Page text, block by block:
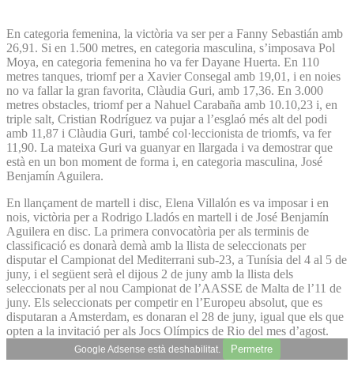
En categoria femenina, la victòria va ser per a Fanny Sebastián amb
26,91. Si en 1.500 metres, en categoria masculina, s’imposava Pol
Moya, en categoria femenina ho va fer Dayane Huerta. En 110
metres tanques, triomf per a Xavier Consegal amb 19,01, i en noies
no va fallar la gran favorita, Clàudia Guri, amb 17,36. En 3.000
metres obstacles, triomf per a Nahuel Carabaña amb 10.10,23 i, en
triple salt, Cristian Rodríguez va pujar a l’esglaó més alt del podi
amb 11,87 i Clàudia Guri, també col·leccionista de triomfs, va fer
11,90. La mateixa Guri va guanyar en llargada i va demostrar que
està en un bon moment de forma i, en categoria masculina, José
Benjamín Aguilera.
En llançament de martell i disc, Elena Villalón es va imposar i en
nois, victòria per a Rodrigo Lladós en martell i de José Benjamín
Aguilera en disc. La primera convocatòria per als terminis de
classificació es donarà demà amb la llista de seleccionats per
disputar el Campionat del Mediterrani sub-23, a Tunísia del 4 al 5 de
juny, i el següent serà el dijous 2 de juny amb la llista dels
seleccionats per al nou Campionat de l’AASSE de Malta de l’11 de
juny. Els seleccionats per competir en l’Europeu absolut, que es
disputaran a Amsterdam, es donaran el 28 de juny, igual que els que
opten a la invitació per als Jocs Olímpics de Rio del mes d’agost.
Google Adsense està deshabilitat. Permetre